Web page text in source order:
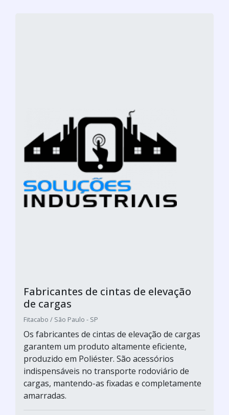
Fabricantes de cintas de elevação
de cargas
Fitacabo / São Paulo - SP
Os fabricantes de cintas de elevação de cargas
garantem um produto altamente eficiente,
produzido em Poliéster. São acessórios
indispensáveis no transporte rodoviário de
cargas, mantendo-as fixadas e completamente
amarradas.